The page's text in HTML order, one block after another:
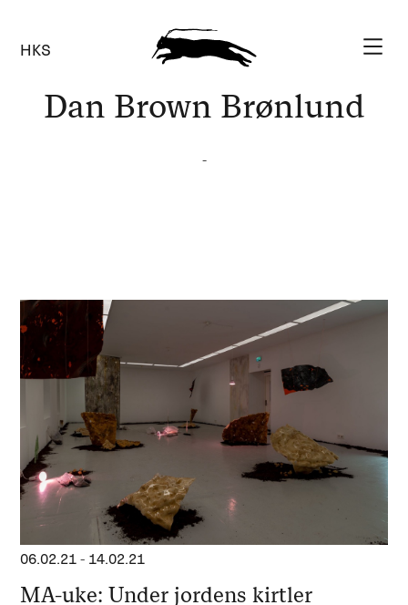
HKS
Dan Brown Brønlund
-
06.02.21 - 14.02.21
MA-uke: Under jordens kirtler